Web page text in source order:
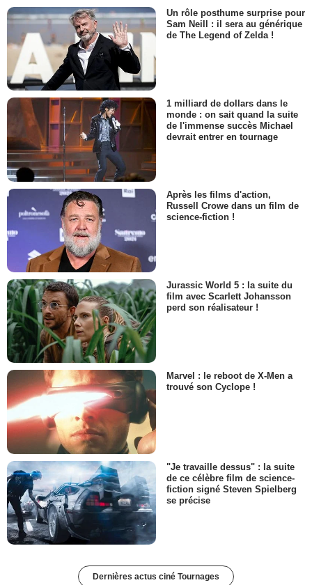
Un rôle posthume surprise pour
Sam Neill : il sera au générique
de The Legend of Zelda !
1 milliard de dollars dans le
monde : on sait quand la suite
de l'immense succès Michael
devrait entrer en tournage
Après les films d'action,
Russell Crowe dans un film de
science-fiction !
Jurassic World 5 : la suite du
film avec Scarlett Johansson
perd son réalisateur !
Marvel : le reboot de X-Men a
trouvé son Cyclope !
"Je travaille dessus" : la suite
de ce célèbre film de science-
fiction signé Steven Spielberg
se précise
Dernières actus ciné Tournages